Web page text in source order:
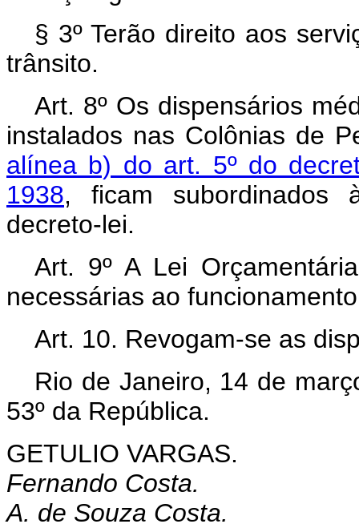
§ 3º Terão direito aos
trânsito.
Art. 8º Os dispensários
instalados nas Colônias de
alínea b) do art. 5º do
1938, ficam subordinados
decreto-lei.
Art. 9º A Lei
necessárias ao
Art. 10. Revogam-se as
Rio de Janeiro, 14 de
53º da República.
GETULIO VARGAS.
Fernando Costa.
A. de Souza Costa.